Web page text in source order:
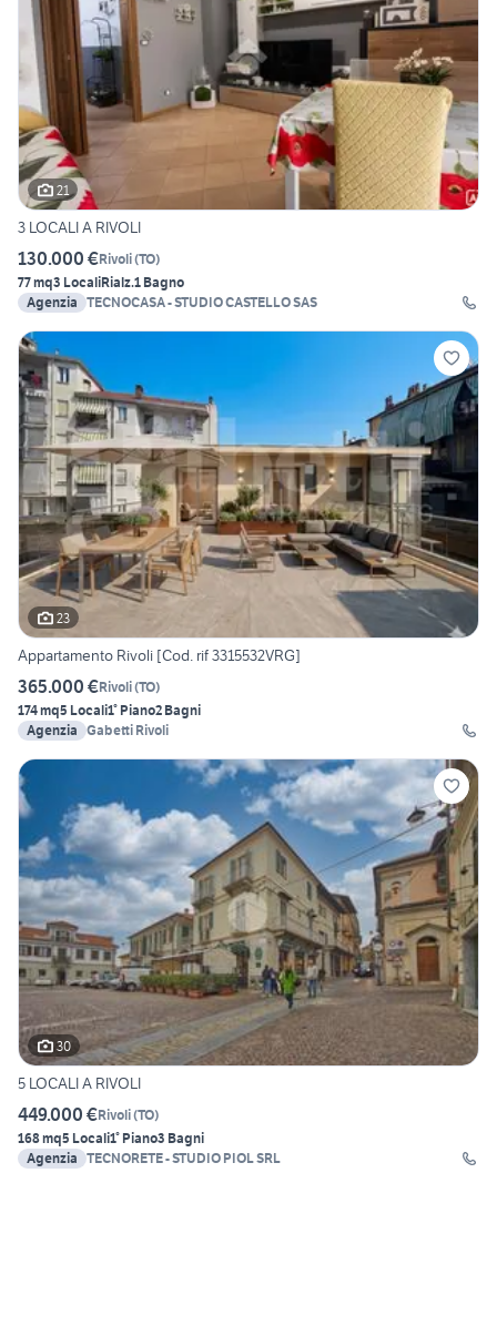
21
3 LOCALI A RIVOLI
130.000 €Rivoli(TO)
77 mq3 LocaliRialz.1 Bagno
Agenzia TECNOCASA - STUDIO CASTELLO SAS
23
Appartamento Rivoli [Cod. rif 3315532VRG]
365.000 €Rivoli(TO)
174 mq5 Locali1° Piano2 Bagni
Agenzia Gabetti Rivoli
30
5 LOCALI A RIVOLI
449.000 €Rivoli(TO)
168 mq5 Locali1° Piano3 Bagni
Agenzia TECNORETE - STUDIO PIOL SRL